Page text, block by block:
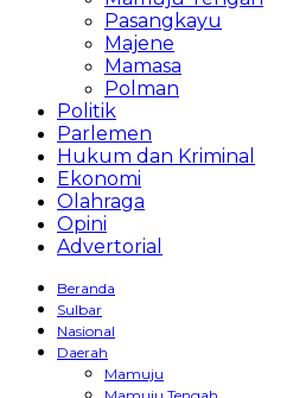
Pasangkayu
Majene
Mamasa
Polman
Politik
Parlemen
Hukum dan Kriminal
Ekonomi
Olahraga
Opini
Advertorial
Beranda
Sulbar
Nasional
Daerah
Mamuju